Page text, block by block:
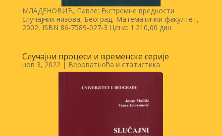
МЛАДЕНОВИЋ, Павле: Екстремне вредности
случајних низова, Београд, Математички факултет,
2002, ISBN 86-7589-027-3 Цена: 1.210,00 дин.
Случајни процеси и временске серије
нов 3, 2022| Вероватноћа и статистика